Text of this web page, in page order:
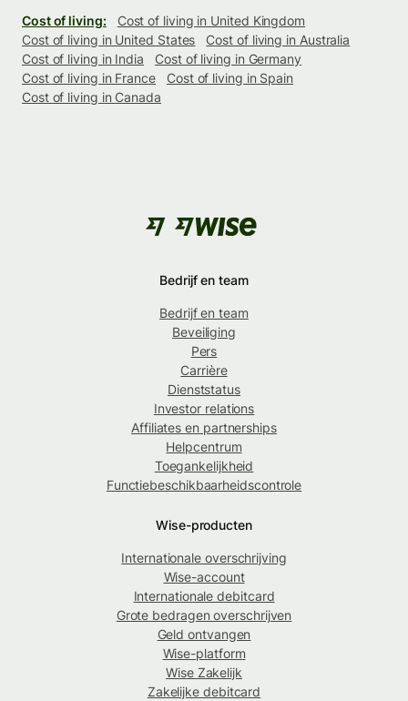
Cost of living:
Cost of living in United Kingdom
Cost of living in United States
Cost of living in Australia
Cost of living in India
Cost of living in Germany
Cost of living in France
Cost of living in Spain
Cost of living in Canada
Bedrijf en team
Bedrijf en team
Beveiliging
Pers
Carrière
Dienststatus
Investor relations
Affiliates en partnerships
Helpcentrum
Toegankelijkheid
Functiebeschikbaarheidscontrole
Wise-producten
Internationale overschrijving
Wise-account
Internationale debitcard
Grote bedragen overschrijven
Geld ontvangen
Wise-platform
Wise Zakelijk
Zakelijke debitcard